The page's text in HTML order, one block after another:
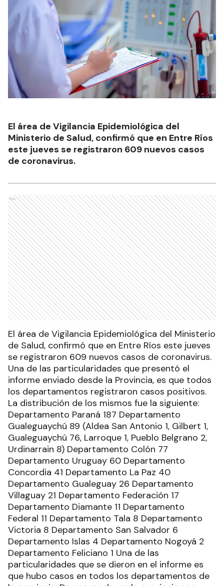
El área de Vigilancia Epidemiológica del
Ministerio de Salud, confirmó que en Entre Ríos
este jueves se registraron 609 nuevos casos
de coronavirus.
Ads
El área de Vigilancia Epidemiológica del Ministerio
de Salud, confirmó que en Entre Ríos este jueves
se registraron 609 nuevos casos de coronavirus.
Una de las particularidades que presentó el
informe enviado desde la Provincia, es que todos
los departamentos registraron casos positivos.
La distribución de los mismos fue la siguiente:
Departamento Paraná 187 Departamento
Gualeguaychú 89 (Aldea San Antonio 1, Gilbert 1,
Gualeguaychú 76, Larroque 1, Pueblo Belgrano 2,
Urdinarrain 8) Departamento Colón 77
Departamento Uruguay 60 Departamento
Concordia 41 Departamento La Paz 40
Departamento Gualeguay 26 Departamento
Villaguay 21 Departamento Federación 17
Departamento Diamante 11 Departamento
Federal 11 Departamento Tala 8 Departamento
Victoria 8 Departamento San Salvador 6
Departamento Islas 4 Departamento Nogoyá 2
Departamento Feliciano 1 Una de las
particularidades que se dieron en el informe es
que hubo casos en todos los departamentos de